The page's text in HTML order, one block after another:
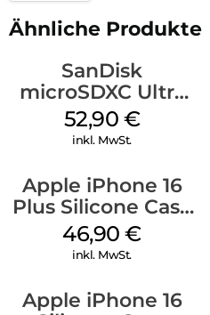
Ähnliche Produkte
SanDisk
microSDXC Ultra
128 GB + Adapter
Mobile
52,90 €
inkl. MwSt.
Apple iPhone 16
Plus Silicone Case
MagSafe Stone
Gray
46,90€
inkl. MwSt.
Apple iPhone 16